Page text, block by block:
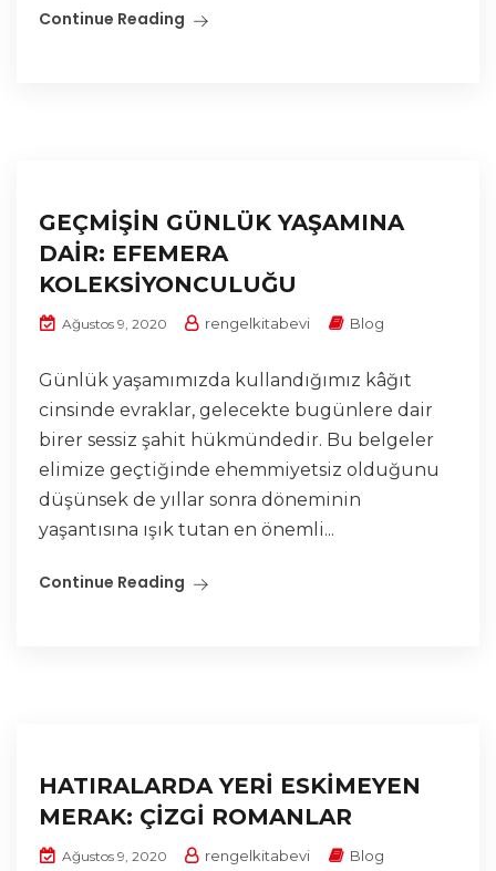
Continue Reading
GEÇMİŞİN GÜNLÜK YAŞAMINA
DAİR: EFEMERA
KOLEKSİYONCULUĞU
Ağustos 9, 2020 rengelkitabevi Blog
Günlük yaşamımızda kullandığımız kâğıt
cinsinde evraklar, gelecekte bugünlere dair
birer sessiz şahit hükmündedir. Bu belgeler
elimize geçtiğinde ehemmiyetsiz olduğunu
düşünsek de yıllar sonra döneminin
yaşantısına ışık tutan en önemli...
Continue Reading
HATIRALARDA YERİ ESKİMEYEN
MERAK: ÇİZGİ ROMANLAR
Ağustos 9, 2020 rengelkitabevi Blog